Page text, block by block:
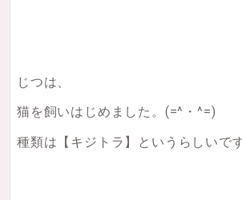
じつは、
猫を飼いはじめました。(=^・^=)
種類は【キジトラ】というらしいです